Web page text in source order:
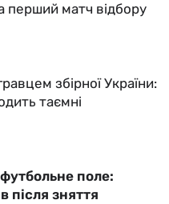
перший матч відбору
збірної України:
таємні
поле:
після зняття